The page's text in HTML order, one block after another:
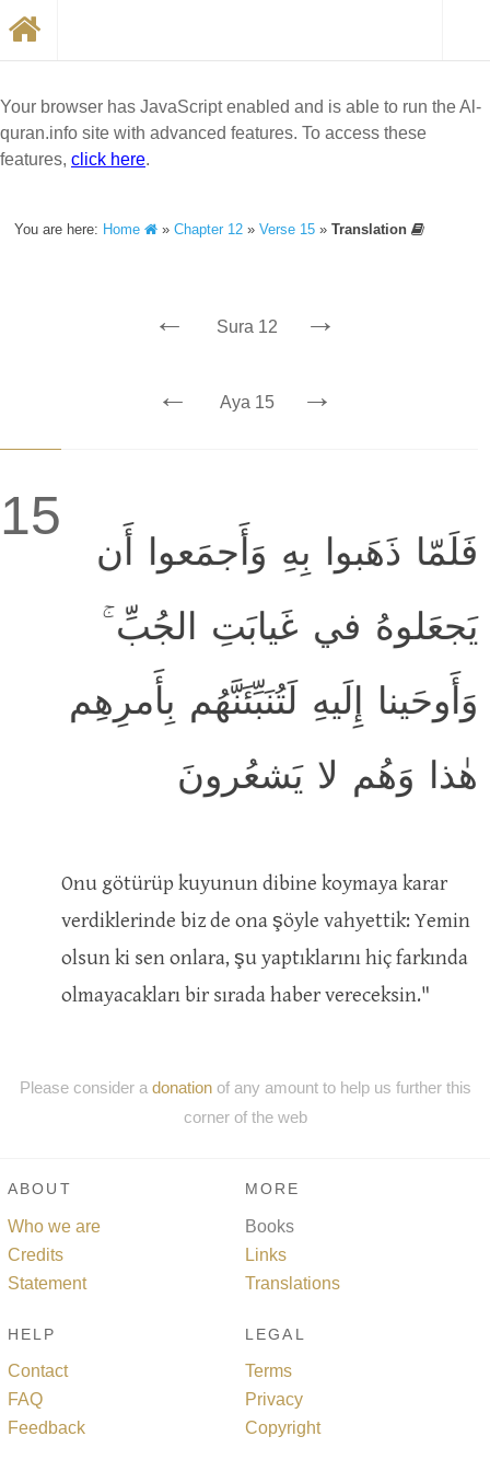
Your browser has JavaScript enabled and is able to run the Al-
quran.info site with advanced features. To access these
features, click here.
You are here: Home »Chapter 12 »Verse 15 »Translation
← Sura 12 →
← Aya 15 →
15
فَلَمّا ذَهَبوا بِهِ وَأَجمَعوا أَن
يَجعَلوهُ في غَيابَتِ الجُبِّ ۚ
وَأَوحَينا إِلَيهِ لَتُنَبِّئَنَّهُم بِأَمرِهِم
هٰذا وَهُم لا يَشعُرونَ
Onu götürüp kuyunun dibine koymaya karar
verdiklerinde biz de ona şöyle vahyettik: Yemin
olsun ki sen onlara, şu yaptıklarını hiç farkında
olmayacakları bir sırada haber vereceksin."
Please consider a donationof any amount to help us further this
corner of the web
ABOUT
Who we are
Credits
Statement
MORE
Books
Links
Translations
HELP
Contact
FAQ
Feedback
LEGAL
Terms
Privacy
Copyright